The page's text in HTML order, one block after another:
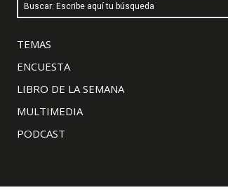
Buscar: Escribe aquí tu búsqueda
TEMAS
ENCUESTA
LIBRO DE LA SEMANA
MULTIMEDIA
PODCAST